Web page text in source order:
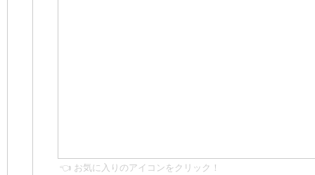
👈 お気に入りのアイコンをクリック！